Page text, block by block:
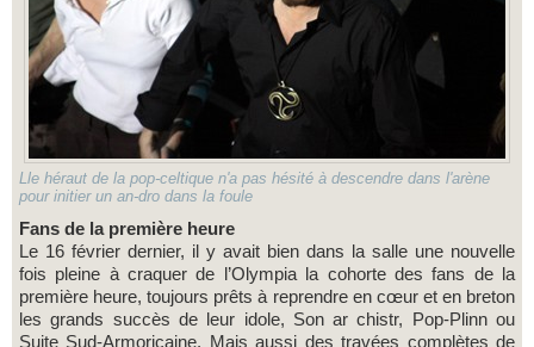
Lle héraut de la pop-celtique n'a pas hésité à descendre dans l'arène
pour initier un an-dro dans la foule
Fans de la première heure
Le 16 février dernier, il y avait bien dans la salle une nouvelle
fois pleine à craquer de l’Olympia la cohorte des fans de la
première heure, toujours prêts à reprendre en cœur et en breton
les grands succès de leur idole, Son ar chistr, Pop-Plinn ou
Suite Sud-Armoricaine. Mais aussi des travées complètes de